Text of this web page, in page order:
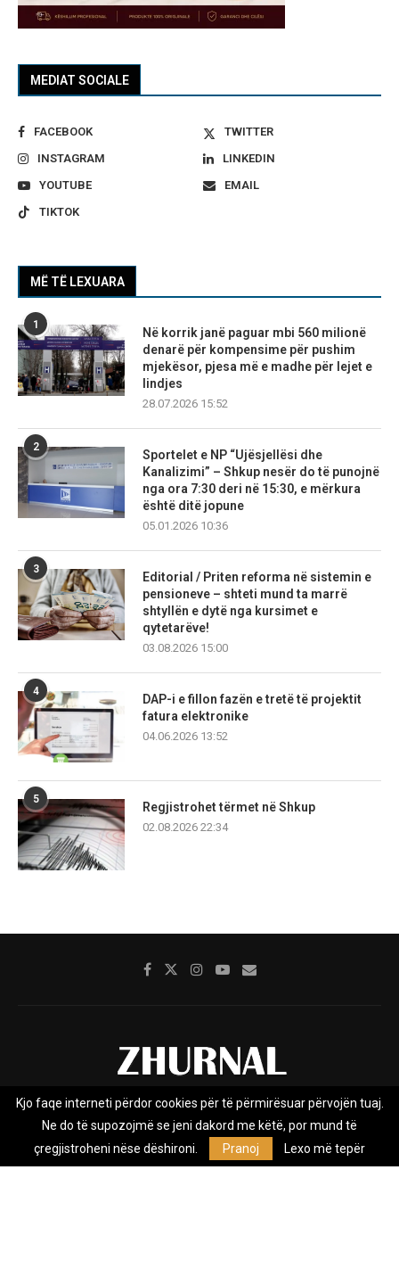
MEDIAT SOCIALE
FACEBOOK
TWITTER
INSTAGRAM
LINKEDIN
YOUTUBE
EMAIL
TIKTOK
MË TË LEXUARA
1
Në korrik janë paguar mbi 560 milionë
denarë për kompensime për pushim
mjekësor, pjesa më e madhe për lejet e
lindjes
28.07.2026 15:52
2
Sportelet e NP “Ujësjellësi dhe
Kanalizimi” – Shkup nesër do të punojnë
nga ora 7:30 deri në 15:30, e mërkura
është ditë jopune
05.01.2026 10:36
3
Editorial / Priten reforma në sistemin e
pensioneve – shteti mund ta marrë
shtyllën e dytë nga kursimet e
qytetarëve!
03.08.2026 15:00
4
DAP-i e fillon fazën e tretë të projektit
fatura elektronike
04.06.2026 13:52
5
Regjistrohet tërmet në Shkup
02.08.2026 22:34
Rreth nesh Impresumi Marketing
Kontakt
Privacy Policy
Zhurnal.mk është Agjenci e Lajmeve e pavarur, e themeluar në vitin
Kjo faqe interneti përdor cookies për të përmirësuar përvojën tuaj.
Ne do të supozojmë se jeni dakord me këtë, por mund të
çregjistroheni nëse dëshironi.
Pranoj Lexo më tepër